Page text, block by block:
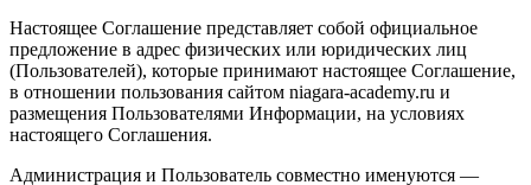
Настоящее Соглашение представляет собой официальное
предложение в адрес физических или юридических лиц
(Пользователей), которые принимают настоящее Соглашение,
в отношении пользования сайтом niagara-academy.ru и
размещения Пользователями Информации, на условиях
настоящего Соглашения.
Администрация и Пользователь совместно именуются —